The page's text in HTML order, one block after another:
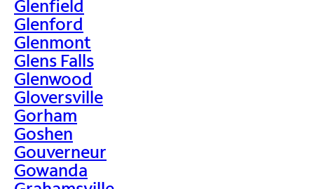
Glenfield
Glenford
Glenmont
Glens Falls
Glenwood
Gloversville
Gorham
Goshen
Gouverneur
Gowanda